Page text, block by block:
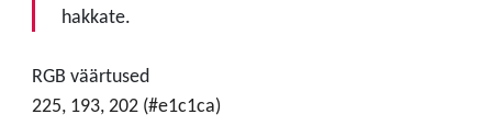
hakkate.
RGB väärtused
225, 193, 202 (#e1c1ca)